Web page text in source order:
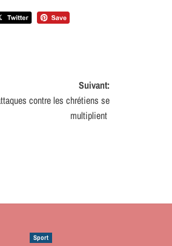
Suivant:
contre les chrétiens se
multiplient
Sport